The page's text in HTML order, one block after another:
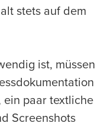
stets auf dem
ist, müssen
ein paar textliche
Screenshots